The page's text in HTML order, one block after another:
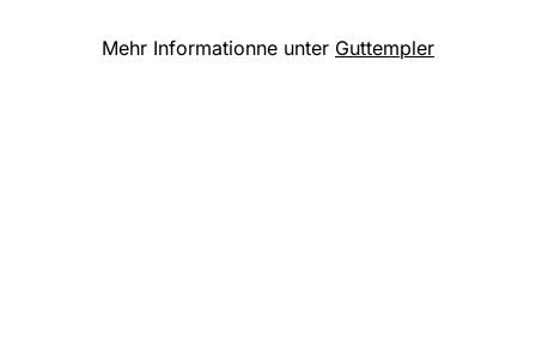
Mehr Informationne unter Guttempler